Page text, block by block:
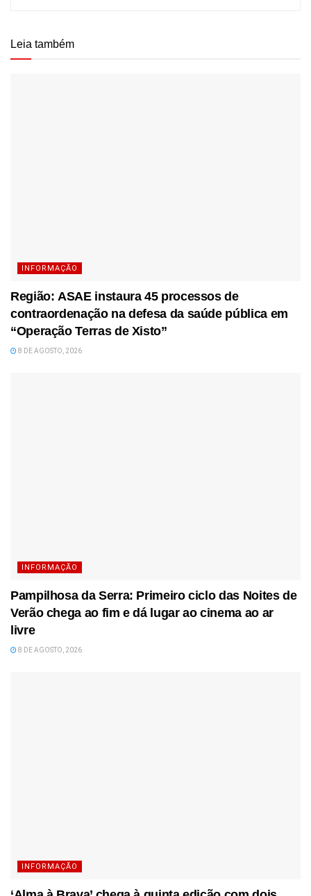
Leia também
INFORMAÇÃO
Região: ASAE instaura 45 processos de
contraordenação na defesa da saúde pública em
“Operação Terras de Xisto”
8 DE AGOSTO, 2026
INFORMAÇÃO
Pampilhosa da Serra: Primeiro ciclo das Noites de
Verão chega ao fim e dá lugar ao cinema ao ar
livre
8 DE AGOSTO, 2026
INFORMAÇÃO